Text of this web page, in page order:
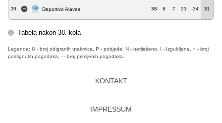
20. Deportivo Alaves 38 8 7 23 -34 31
Tabela nakon 38. kola
Legenda: U - broj odigranih utakmica, P - pobjede, N - neriješeno, I - Izgubljene, + - broj
postignutih pogodaka, - - broj primljenih pogodaka.
KONTAKT
IMPRESSUM